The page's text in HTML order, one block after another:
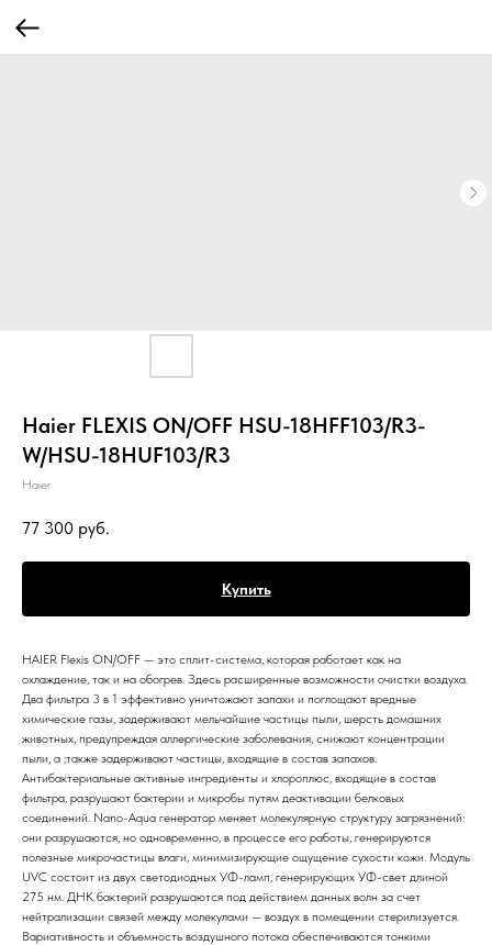
Haier FLEXIS ON/OFF HSU-18HFF103/R3-
W/HSU-18HUF103/R3
Haier
77 300 руб.
Купить
HAIER Flexis ON/OFF — это сплит-система, которая работает как на
охлаждение, так и на обогрев. Здесь расширенные возможности очистки воздуха.
Два фильтра 3 в 1 эффективно уничтожают запахи и поглощают вредные
химические газы, задерживают мельчайшие частицы пыли, шерсть домашних
животных, предупреждая аллергические заболевания, снижают концентрации
пыли, а ;также задерживают частицы, входящие в состав запахов.
Антибактериальные активные ингредиенты и хлороплюс, входящие в состав
фильтра, разрушают бактерии и микробы путям деактивации белковых
соединений. Nano-Aqua генератор меняет молекулярную структуру загрязнений:
они разрушаются, но одновременно, в процессе его работы, генерируются
полезные микрочастицы влаги, минимизирующие ощущение сухости кожи. Модуль
UVC состоит из двух светодиодных УФ-ламп, генерирующих УФ-свет длиной
275 нм. ДНК бактерий разрушаются под действием данных волн за счет
нейтрализации связей между молекулами — воздух в помещении стерилизуется.
Вариативность и объемность воздушного потока обеспечиваются тонкими